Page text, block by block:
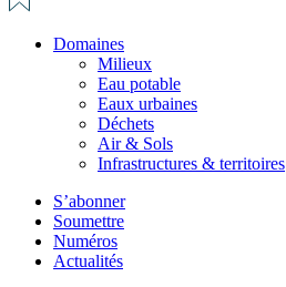
Domaines
Milieux
Eau potable
Eaux urbaines
Déchets
Air & Sols
Infrastructures & territoires
S’abonner
Soumettre
Numéros
Actualités